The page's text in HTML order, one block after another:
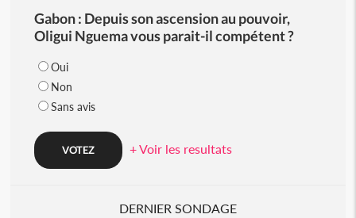
Gabon : Depuis son ascension au pouvoir,
Oligui Nguema vous parait-il compétent ?
Oui
Non
Sans avis
+ Voir les resultats
DERNIER SONDAGE